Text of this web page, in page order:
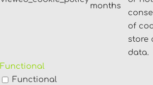
months
of
store
data.
Functional
Functional